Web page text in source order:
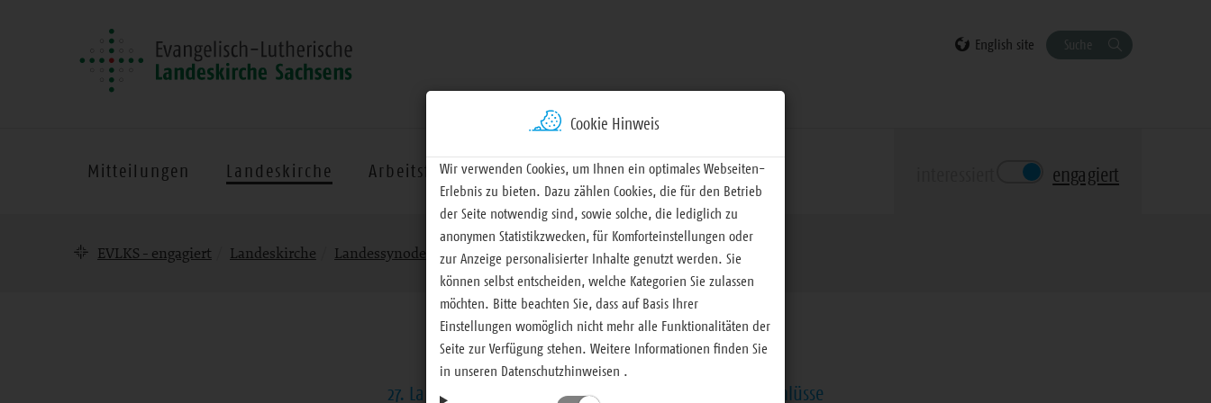
English site Suche
Mitteilungen Landeskirche Arbeitsfelder Termine Materialien engagiert
EVLKS - engagiert Landeskirche Landessynode Montag, 14. November 2016
27. Landessynode Berichterstattung, Vorlagen und Beschlüsse
Cookie Hinweis
Wir verwenden Cookies, um Ihnen ein optimales Webseiten-
Erlebnis zu bieten. Dazu zählen Cookies, die für den Betrieb
der Seite notwendig sind, sowie solche, die lediglich zu
anonymen Statistikzwecken, für Komforteinstellungen oder
zur Anzeige personalisierter Inhalte genutzt werden. Sie
können selbst entscheiden, welche Kategorien Sie zulassen
möchten. Bitte beachten Sie, dass auf Basis Ihrer
Einstellungen womöglich nicht mehr alle Funktionalitäten der
Seite zur Verfügung stehen. Weitere Informationen finden Sie
in unseren Datenschutzhinweisen .